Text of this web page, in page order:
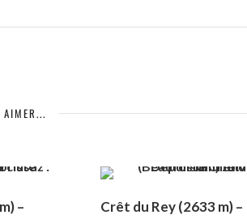
AIMER...
–
Crêt du Rey (2633 m) –